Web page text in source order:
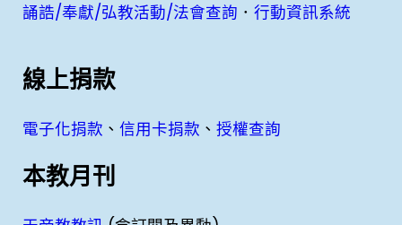
誦誥/奉獻/弘教活動/法會查詢 ． 行動資訊系統
線上捐款
電子化捐款 、 信用卡捐款 、 授權查詢
本教月刊